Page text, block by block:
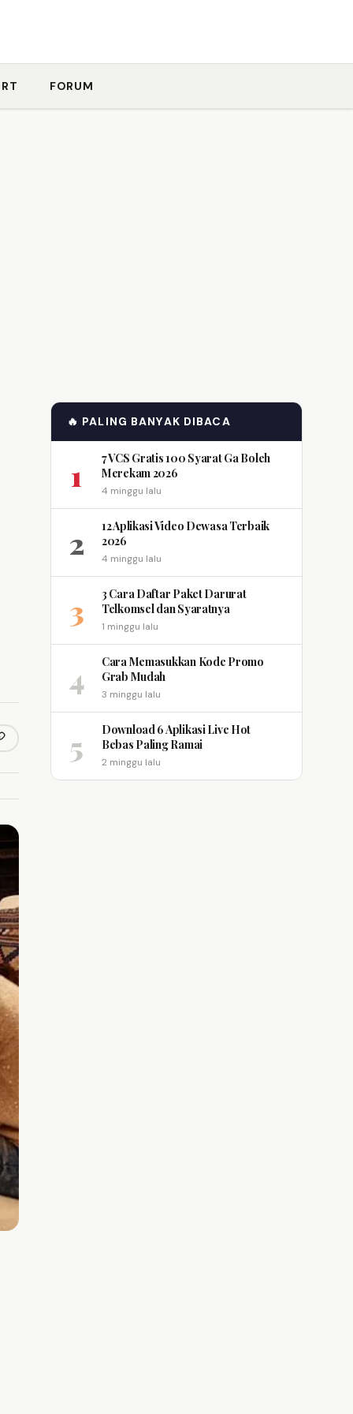
FORUM
link
🔥 PALING BANYAK DIBACA
1
7 VCS Gratis 100 Syarat Ga Boleh
Merekam 2026
4 minggu lalu
2
12 Aplikasi Video Dewasa Terbaik
2026
4 minggu lalu
3
3 Cara Daftar Paket Darurat
Telkomsel dan Syaratnya
1 minggu lalu
4
Cara Memasukkan Kode Promo
Grab Mudah
3 minggu lalu
5
Download 6 Aplikasi Live Hot
Bebas Paling Ramai
2 minggu lalu